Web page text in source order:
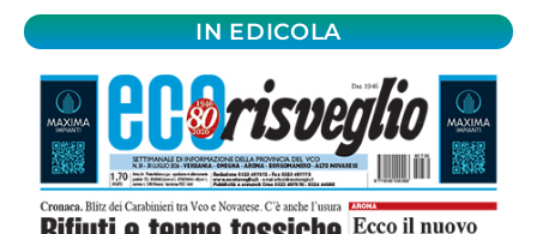
IN EDICOLA